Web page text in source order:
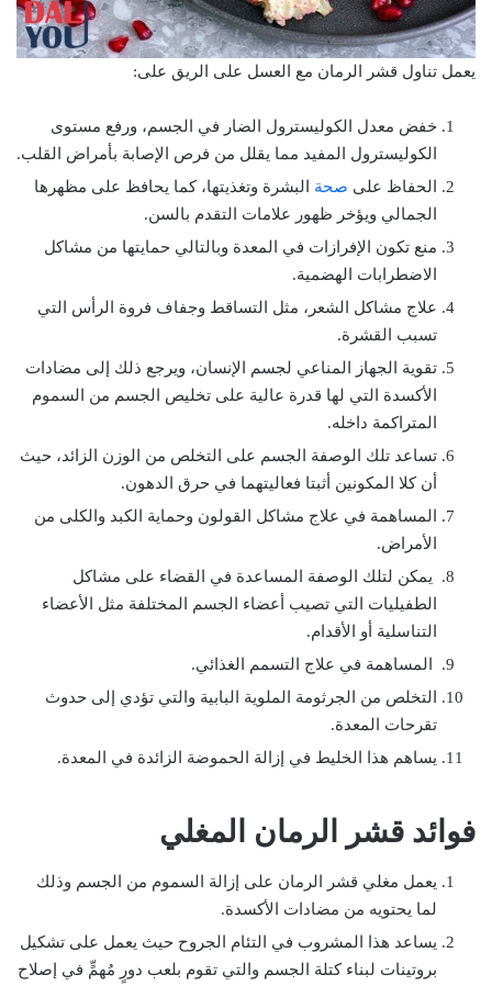
يعمل تناول قشر الرمان مع العسل على الريق على:
خفض معدل الكوليسترول الضار في الجسم، ورفع مستوى
الكوليسترول المفيد مما يقلل من فرص الإصابة بأمراض القلب.
الحفاظ على صحة البشرة وتغذيتها، كما يحافظ على مظهرها
الجمالي ويؤخر ظهور علامات التقدم بالسن.
منع تكون الإفرازات في المعدة وبالتالي حمايتها من مشاكل
الاضطرابات الهضمية.
علاج مشاكل الشعر، مثل التساقط وجفاف فروة الرأس التي
تسبب القشرة.
تقوية الجهاز المناعي لجسم الإنسان، ويرجع ذلك إلى مضادات
الأكسدة التي لها قدرة عالية على تخليص الجسم من السموم
المتراكمة داخله.
تساعد تلك الوصفة الجسم على التخلص من الوزن الزائد، حيث
أن كلا المكونين أثبتا فعاليتهما في حرق الدهون.
المساهمة في علاج مشاكل القولون وحماية الكبد والكلى من
الأمراض.
يمكن لتلك الوصفة المساعدة في القضاء على مشاكل
الطفيليات التي تصيب أعضاء الجسم المختلفة مثل الأعضاء
التناسلية أو الأقدام.
المساهمة في علاج التسمم الغذائي.
التخلص من الجرثومة الملوية البابية والتي تؤدي إلى حدوث
تقرحات المعدة.
يساهم هذا الخليط في إزالة الحموضة الزائدة في المعدة.
فوائد قشر الرمان المغلي
يعمل مغلي قشر الرمان على إزالة السموم من الجسم وذلك
لما يحتويه من مضادات الأكسدة.
يساعد هذا المشروب في التئام الجروح حيث يعمل على تشكيل
بروتينات لبناء كتلة الجسم والتي تقوم بلعب دورٍ مُهمٍّ في إصلاح